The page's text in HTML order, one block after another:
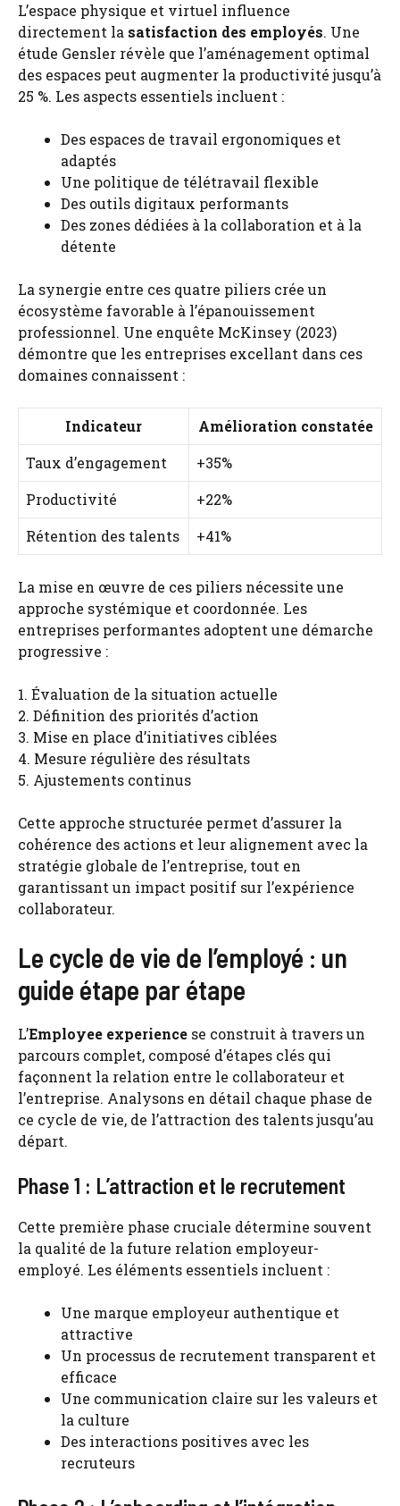
L’espace physique et virtuel influence
directement la satisfaction des employés. Une
étude Gensler révèle que l’aménagement optimal
des espaces peut augmenter la productivité jusqu’à
25 %. Les aspects essentiels incluent :
Des espaces de travail ergonomiques et
adaptés
Une politique de télétravail flexible
Des outils digitaux performants
Des zones dédiées à la collaboration et à la
détente
La synergie entre ces quatre piliers crée un
écosystème favorable à l’épanouissement
professionnel. Une enquête McKinsey (2023)
démontre que les entreprises excellant dans ces
domaines connaissent :
Indicateur
Amélioration constatée
Taux d’engagement
+35%
Productivité
+22%
Rétention des talents
+41%
La mise en œuvre de ces piliers nécessite une
approche systémique et coordonnée. Les
entreprises performantes adoptent une démarche
progressive :
1. Évaluation de la situation actuelle
2. Définition des priorités d’action
3. Mise en place d’initiatives ciblées
4. Mesure régulière des résultats
5. Ajustements continus
Cette approche structurée permet d’assurer la
cohérence des actions et leur alignement avec la
stratégie globale de l’entreprise, tout en
garantissant un impact positif sur l’expérience
collaborateur.
Le cycle de vie de l’employé : un
guide étape par étape
L’Employee experience se construit à travers un
parcours complet, composé d’étapes clés qui
façonnent la relation entre le collaborateur et
l’entreprise. Analysons en détail chaque phase de
ce cycle de vie, de l’attraction des talents jusqu’au
départ.
Phase 1 : L’attraction et le recrutement
Cette première phase cruciale détermine souvent
la qualité de la future relation employeur-
employé. Les éléments essentiels incluent :
Une marque employeur authentique et
attractive
Un processus de recrutement transparent et
efficace
Une communication claire sur les valeurs et
la culture
Des interactions positives avec les
recruteurs